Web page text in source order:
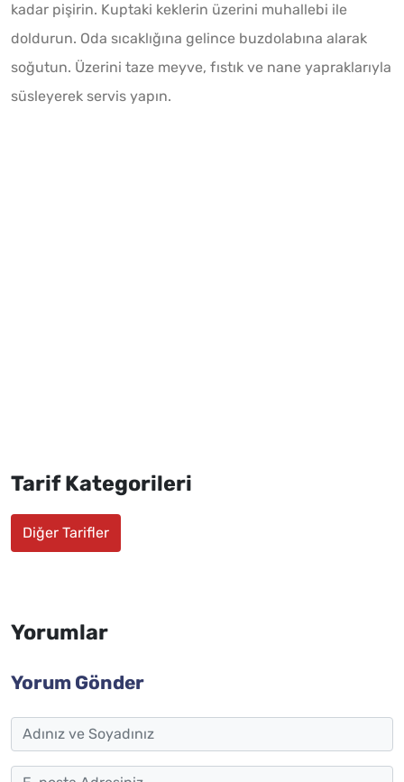
kadar pişirin. Kuptaki keklerin üzerini muhallebi ile
doldurun. Oda sıcaklığına gelince buzdolabına alarak
soğutun. Üzerini taze meyve, fıstık ve nane yapraklarıyla
süsleyerek servis yapın.
Tarif Kategorileri
Diğer Tarifler
Yorumlar
Yorum Gönder